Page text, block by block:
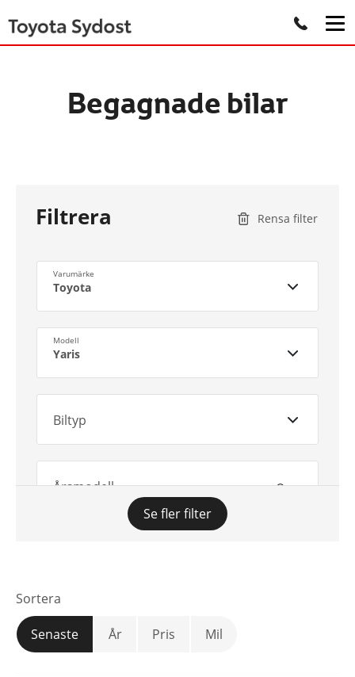
Begagnade bilar
Filtrera Rensa filter
Varumärke
Toyota
Modell
Yaris
Biltyp
Årsmodell
Mätarställning
Se fler filter
Sortera
Senaste År Pris Mil